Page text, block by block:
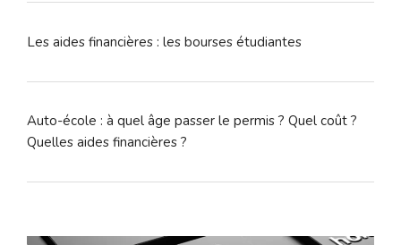
Les aides financières : les bourses étudiantes
Auto-école : à quel âge passer le permis ? Quel coût ?
Quelles aides financières ?